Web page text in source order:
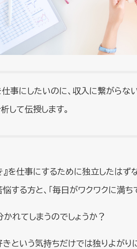
仕事にしたいのに、収入に繋がら
して伝授します。
』を仕事にするために独立したはず
する方と、「毎日がワクワクに満ち
かれてしまうのでしょうか？
きという気持ちだけでは独りよが